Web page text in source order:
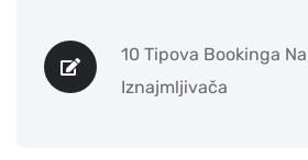
10 Tipova Bookinga
Iznajmljivača